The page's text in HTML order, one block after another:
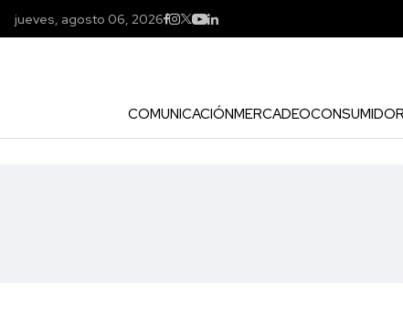
jueves, agosto 06, 2026
COMUNICACIÓNMERCADEOCONSUMIDOR